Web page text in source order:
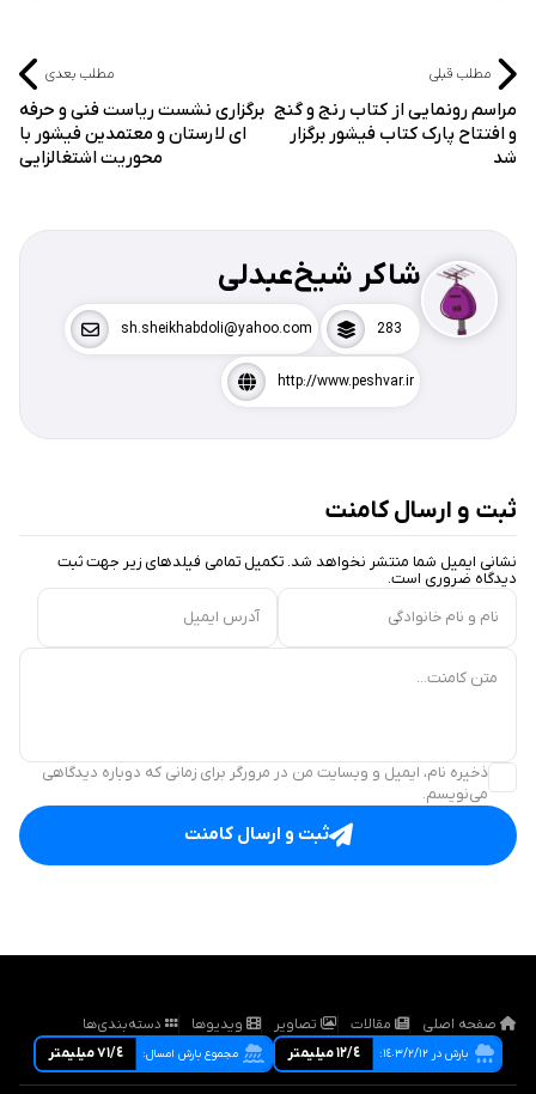
مطلب قبلی
مراسم رونمایی از کتاب رنج و گنج
و افتتاح پارک کتاب فیشور برگزار
شد
مطلب بعدی
برگزاری نشست ریاست فنی و حرفه
ای لارستان و معتمدین فیشور با
محوریت اشتغالزایی
شاکر شیخ‌عبدلی
283
sh.sheikhabdoli@yahoo.com
http://www.peshvar.ir
ثبت و ارسال کامنت
نشانی ایمیل شما منتشر نخواهد شد. تکمیل تمامی فیلد‌های زیر جهت ثبت
دیدگاه ضروری است.
نام و نام خانوادگی
آدرس ایمیل
متن کامنت...
ذخیره نام، ایمیل و وبسایت من در مرورگر برای زمانی که دوباره دیدگاهی
می‌نویسم.
ثبت و ارسال کامنت
صفحه اصلی مقالات تصاویر ویدیوها دسته‌بندی‌ها
بارش در ١٤٠٣/٢/١٢: ١٢/٤ ميليمتر مجموع بارش امسال: ٧١/٤ ميليمتر